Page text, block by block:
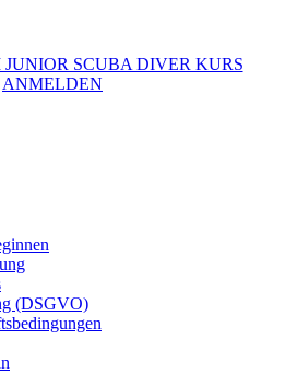
SCUBA DIVER KURS
ANMELDEN
(DSGVO)